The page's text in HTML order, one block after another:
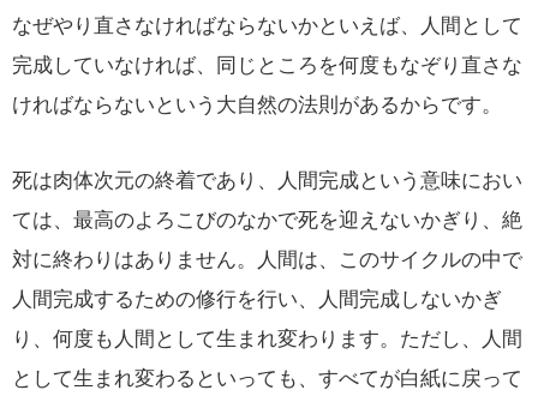
なぜやり直さなければならないかといえば、人間として
完成していなければ、同じところを何度もなぞり直さな
ければならないという大自然の法則があるからです。
死は肉体次元の終着であり、人間完成という意味におい
ては、最高のよろこびのなかで死を迎えないかぎり、絶
対に終わりはありません。人間は、このサイクルの中で
人間完成するための修行を行い、人間完成しないかぎ
り、何度も人間として生まれ変わります。ただし、人間
として生まれ変わるといっても、すべてが白紙に戻って